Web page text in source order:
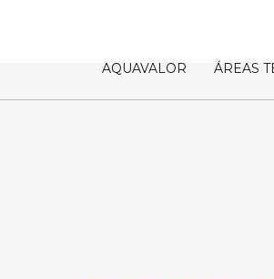
AQUAVALOR ÁREAS